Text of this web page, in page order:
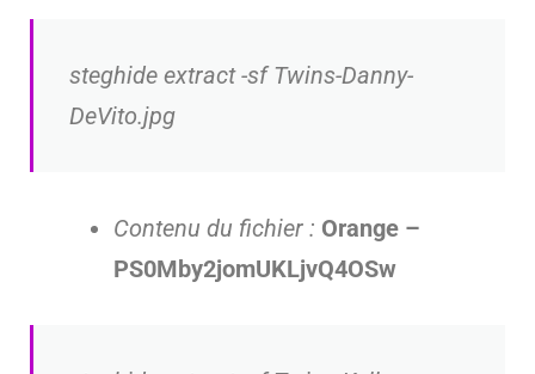
steghide extract -sf Twins-Danny-
DeVito.jpg
Contenu du fichier : Orange –
PS0Mby2jomUKLjvQ4OSw